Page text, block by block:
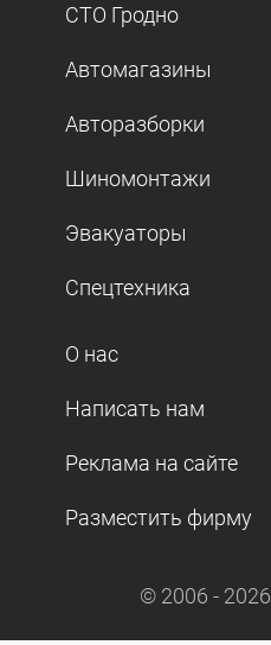
СТО Гродно
Автомагазины
Авторазборки
Шиномонтажи
Эвакуаторы
Спецтехника
О нас
Написать нам
Реклама на сайте
Разместить фирму
© 2006 - 2026